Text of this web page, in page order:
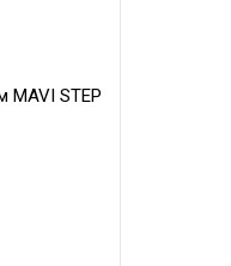
MAVI STEP